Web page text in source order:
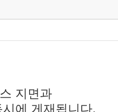
지면과
에 게재됩니다.